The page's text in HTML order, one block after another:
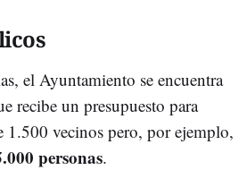
el Ayuntamiento se encuentra
recibe un presupuesto para
1.500 vecinos pero, por ejemplo,
personas.